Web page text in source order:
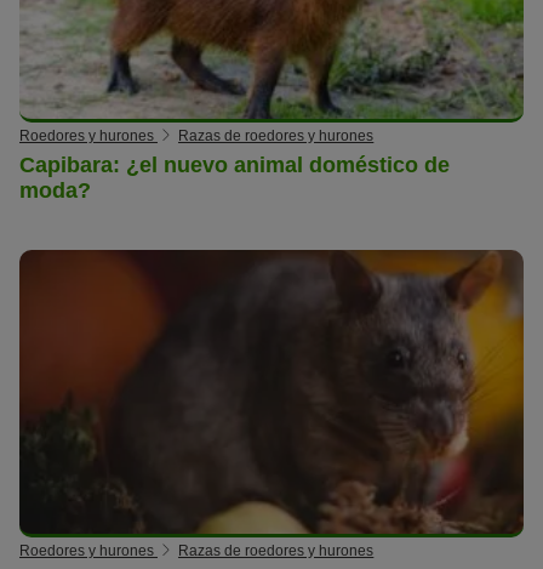
Roedores y hurones Razas de roedores y hurones
Capibara: ¿el nuevo animal doméstico de
moda?
Roedores y hurones Razas de roedores y hurones